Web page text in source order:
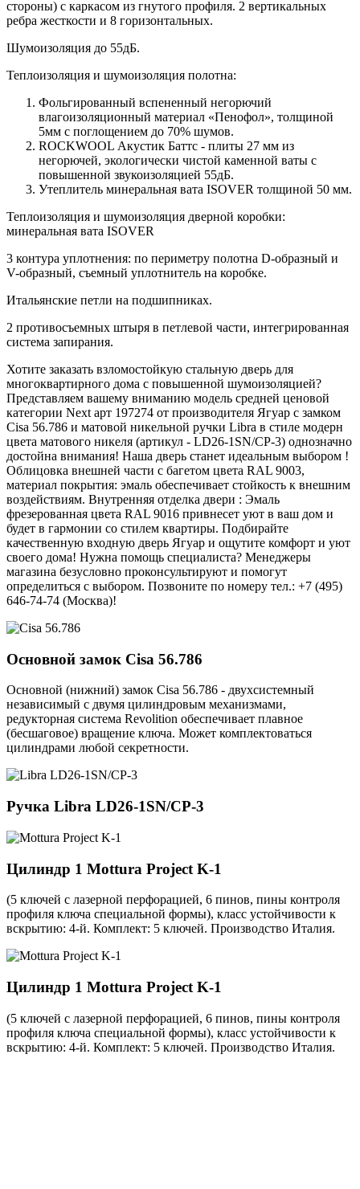
стороны) c каркасом из гнутого профиля. 2 вертикальных
ребра жесткости и 8 горизонтальных.
Шумоизоляция до 55дБ.
Теплоизоляция и шумоизоляция полотна:
Фольгированный вспененный негорючий
влагоизоляционный материал «Пенофол», толщиной
5мм с поглощением до 70% шумов.
ROCKWOOL Акустик Баттс - плиты 27 мм из
негорючей, экологически чистой каменной ваты с
повышенной звукоизоляцией 55дБ.
Утеплитель минеральная вата ISOVER толщиной 50 мм.
Теплоизоляция и шумоизоляция дверной коробки:
минеральная вата ISOVER
3 контура уплотнения: по периметру полотна D-образный и
V-образный, съемный уплотнитель на коробке.
Итальянские петли на подшипниках.
2 противосъемных штыря в петлевой части, интегрированная
система запирания.
Хотите заказать взломостойкую стальную дверь для
многоквартирного дома с повышенной шумоизоляцией?
Представляем вашему вниманию модель средней ценовой
категории Next арт 197274 от производителя Ягуар с замком
Cisa 56.786 и матовой никельной ручки Libra в стиле модерн
цвета матового никеля (артикул - LD26-1SN/CP-3) однозначно
достойна внимания! Наша дверь станет идеальным выбором !
Облицовка внешней части с багетом цвета RAL 9003,
материал покрытия: эмаль обеспечивает стойкость к внешним
воздействиям. Внутренняя отделка двери : Эмаль
фрезерованная цвета RAL 9016 привнесет уют в ваш дом и
будет в гармонии со стилем квартиры. Подбирайте
качественную входную дверь Ягуар и ощутите комфорт и уют
своего дома! Нужна помощь специалиста? Менеджеры
магазина безусловно проконсультируют и помогут
определиться с выбором. Позвоните по номеру тел.: +7 (495)
646-74-74 (Москва)!
Основной замок Cisa 56.786
Основной (нижний) замок Cisa 56.786 - двухсистемный
независимый с двумя цилиндровым механизмами,
редукторная система Revolition обеспечивает плавное
(бесшаговое) вращение ключа. Может комплектоваться
цилиндрами любой секретности.
Ручка Libra LD26-1SN/CP-3
Цилиндр 1 Mottura Project K-1
(5 ключей с лазерной перфорацией, 6 пинов, пины контроля
профиля ключа специальной формы), класс устойчивости к
вскрытию: 4-й. Комплект: 5 ключей. Производство Италия.
Цилиндр 1 Mottura Project K-1
(5 ключей с лазерной перфорацией, 6 пинов, пины контроля
профиля ключа специальной формы), класс устойчивости к
вскрытию: 4-й. Комплект: 5 ключей. Производство Италия.